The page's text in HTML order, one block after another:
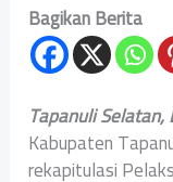
Bagikan Berita
Tapanuli
Kabupaten
rekapitulasi